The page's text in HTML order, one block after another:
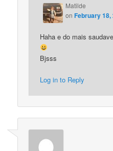
Matilde
onFebruary 18,
Haha e do mais
Bjsss
Log in to Reply